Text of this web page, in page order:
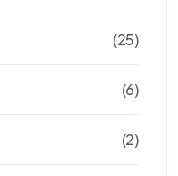
(25)
(6)
(2)